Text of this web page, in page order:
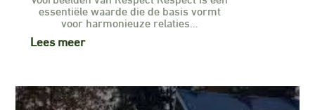
essentiële waarde die de basis vormt
voor harmonieuze relaties…
Lees meer